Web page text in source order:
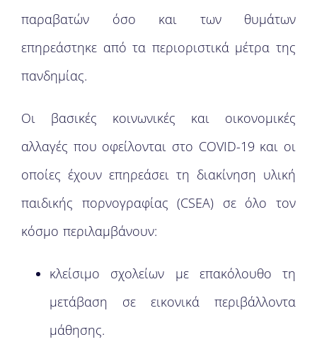
παραβατών όσο και των θυμάτων
επηρεάστηκε από τα περιοριστικά μέτρα της
πανδημίας.
Οι βασικές κοινωνικές και οικονομικές
αλλαγές που οφείλονται στο COVID-19 και οι
οποίες έχουν επηρεάσει τη διακίνηση υλική
παιδικής πορνογραφίας (CSEA) σε όλο τον
κόσμο περιλαμβάνουν:
κλείσιμο σχολείων με επακόλουθο τη
μετάβαση σε εικονικά περιβάλλοντα
μάθησης.